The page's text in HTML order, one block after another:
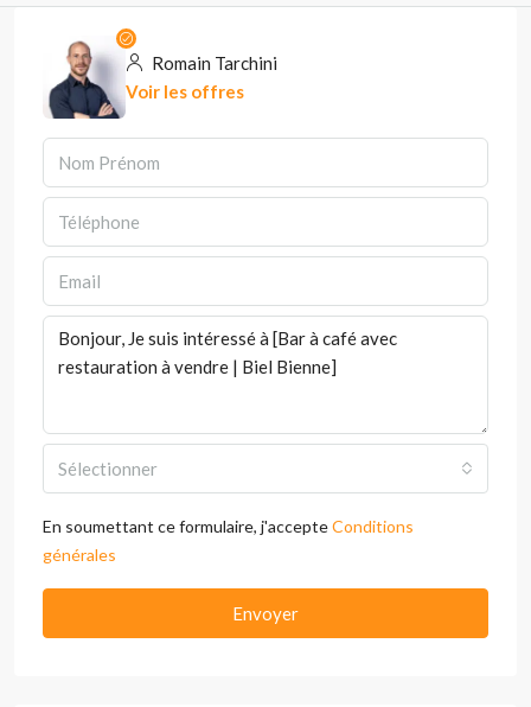
Romain Tarchini
Voir les offres
Sélectionner
En soumettant ce formulaire, j'accepteConditions
générales
Envoyer